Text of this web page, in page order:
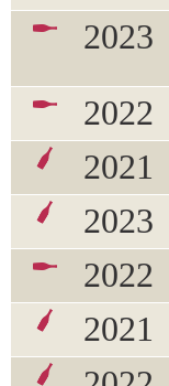
2023
2022
2021
2023
2022
2021